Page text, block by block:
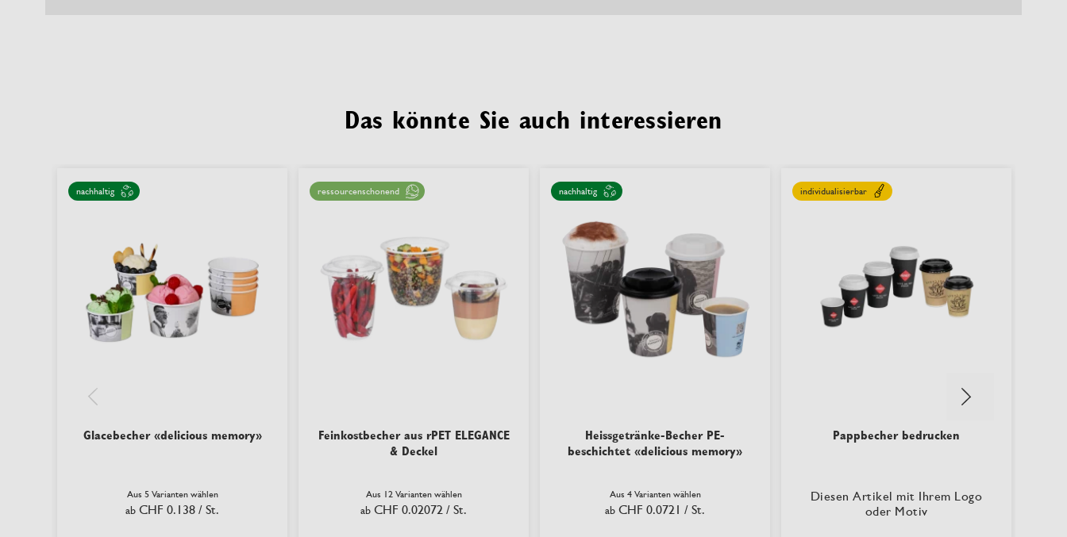
Das könnte Sie auch interessieren
nachhaltig
Glacebecher «delicious memory»
Aus 5 Varianten wählen
ab CHF 0.138 / St.
ressourcenschonend
Feinkostbecher aus rPET ELEGANCE
& Deckel
Aus 12 Varianten wählen
ab CHF 0.02072 / St.
nachhaltig
Heissgetränke-Becher PE-
beschichtet «delicious memory»
Aus 4 Varianten wählen
ab CHF 0.0721 / St.
individualisierbar
Pappbecher bedrucken
Diesen Artikel mit Ihrem Logo
oder Motiv